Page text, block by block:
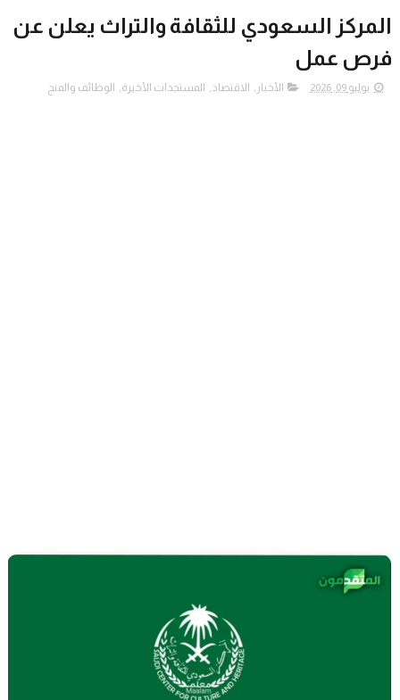
المركز السعودي للثقافة والتراث يعلن عن
فرص عمل
يوليو 09, 2026 الأخبار , الاقتصاد, المستجدات الأخيرة, الوظائف والمنح